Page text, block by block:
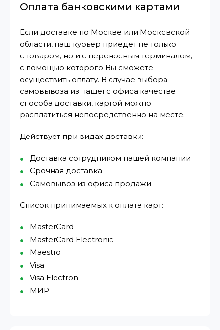
Оплата банковскими картами
Если доставке по Москве или Московской
области, наш курьер приедет не только
с товаром, но и с переносным терминалом,
с помощью которого Вы сможете
осуществить оплату. В случае выбора
самовывоза из нашего офиса качестве
способа доставки, картой можно
расплатиться непосредственно на месте.
Действует при видах доставки:
Доставка сотрудником нашей компании
Срочная доставка
Самовывоз из офиса продажи
Список принимаемых к оплате карт:
MasterCard
MasterCard Electronic
Maestro
Visa
Visa Electron
МИР⁠